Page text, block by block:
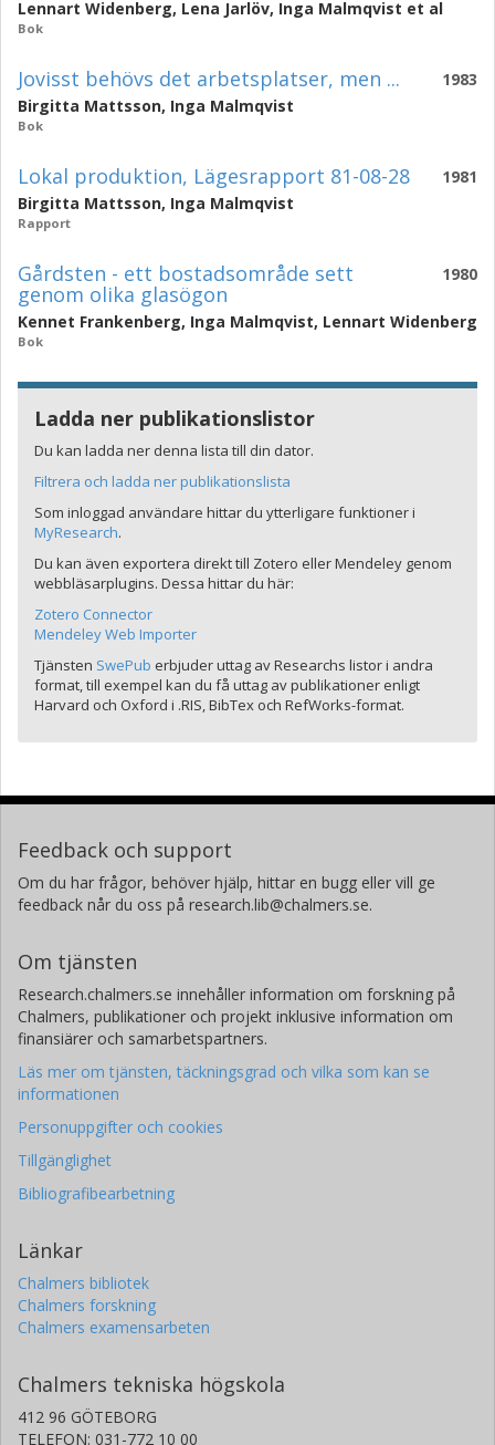
Lennart Widenberg, Lena Jarlöv, Inga Malmqvist et al
Bok
1983
Jovisst behövs det arbetsplatser, men ...
Birgitta Mattsson, Inga Malmqvist
Bok
1981
Lokal produktion, Lägesrapport 81-08-28
Birgitta Mattsson, Inga Malmqvist
Rapport
1980
Gårdsten - ett bostadsområde sett
genom olika glasögon
Kennet Frankenberg, Inga Malmqvist, Lennart Widenberg
Bok
Ladda ner publikationslistor
Du kan ladda ner denna lista till din dator.
Filtrera och ladda ner publikationslista
Som inloggad användare hittar du ytterligare funktioner i
MyResearch.
Du kan även exportera direkt till Zotero eller Mendeley genom
webbläsarplugins. Dessa hittar du här:
Zotero Connector
Mendeley Web Importer
Tjänsten SwePub erbjuder uttag av Researchs listor i andra
format, till exempel kan du få uttag av publikationer enligt
Harvard och Oxford i .RIS, BibTex och RefWorks-format.
Feedback och support
Om du har frågor, behöver hjälp, hittar en bugg eller vill ge
feedback når du oss på research.lib@chalmers.se.
Om tjänsten
Research.chalmers.se innehåller information om forskning på
Chalmers, publikationer och projekt inklusive information om
finansiärer och samarbetspartners.
Läs mer om tjänsten, täckningsgrad och vilka som kan se
informationen
Personuppgifter och cookies
Tillgänglighet
Bibliografibearbetning
Länkar
Chalmers bibliotek
Chalmers forskning
Chalmers examensarbeten
Chalmers tekniska högskola
412 96 GÖTEBORG
TELEFON: 031-772 10 00